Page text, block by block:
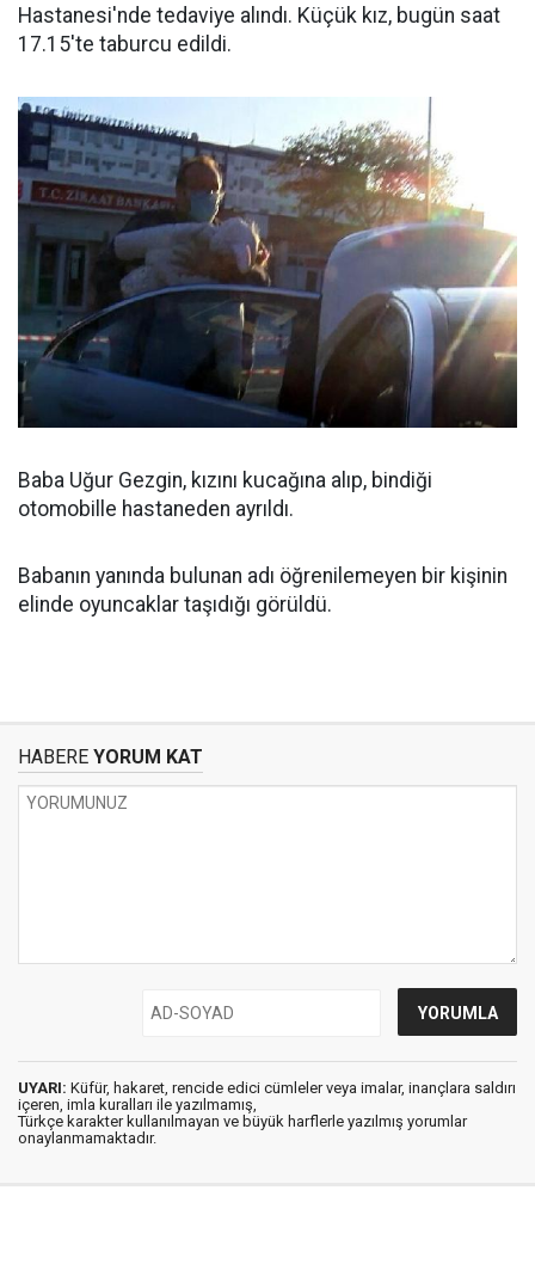
Hastanesi'nde tedaviye alındı. Küçük kız, bugün saat
17.15'te taburcu edildi.
Baba Uğur Gezgin, kızını kucağına alıp, bindiği
otomobille hastaneden ayrıldı.
Babanın yanında bulunan adı öğrenilemeyen bir kişinin
elinde oyuncaklar taşıdığı görüldü.
HABERE YORUM KAT
UYARI: Küfür, hakaret, rencide edici cümleler veya imalar, inançlara saldırı
içeren, imla kuralları ile yazılmamış,
Türkçe karakter kullanılmayan ve büyük harflerle yazılmış yorumlar
onaylanmamaktadır.